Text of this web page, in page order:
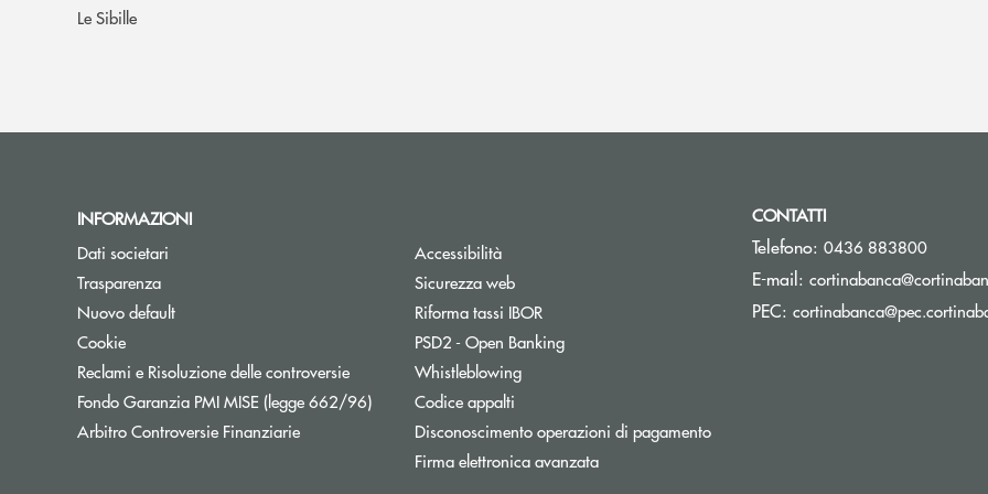
Le Sibille
INFORMAZIONI
Dati societari
Trasparenza
Nuovo default
Cookie
Reclami e Risoluzione delle controversieApre una nuova finestra
Fondo Garanzia PMI MISE (legge 662/96)Apre una nuova finestra
Arbitro Controversie FinanziarieApre una nuova finestra
Accessibilità
Sicurezza web
Riforma tassi IBORApre una nuova finestra
PSD2 - Open BankingApre una nuova finestra
WhistleblowingApre una nuova finestra
Codice appalti
Disconoscimento operazioni di pagamento
Firma elettronica avanzata
CONTATTI
Telefono: 0436 883800
E-mail:
PEC: